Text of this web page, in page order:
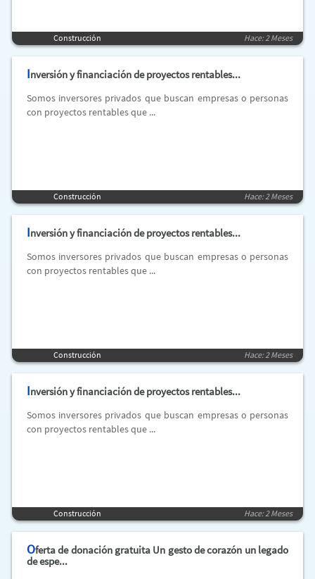
Construcción Hace: 2 Meses
Inversión y financiación de proyectos rentables...
Somos inversores privados que buscan empresas o personas
con proyectos rentables que ...
Construcción Hace: 2 Meses
Inversión y financiación de proyectos rentables...
Somos inversores privados que buscan empresas o personas
con proyectos rentables que ...
Construcción Hace: 2 Meses
Inversión y financiación de proyectos rentables...
Somos inversores privados que buscan empresas o personas
con proyectos rentables que ...
Construcción Hace: 2 Meses
Oferta de donación gratuita Un gesto de corazón un legado
de espe...